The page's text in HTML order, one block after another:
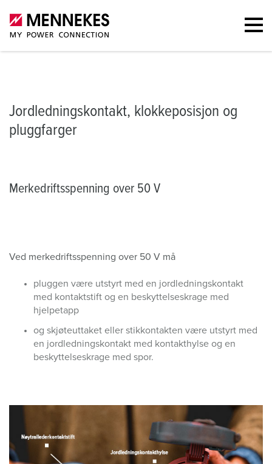
Jordledningskontakt, klokkeposisjon og pluggfarger
Jordledningskontakt, klokkeposisjon og
pluggfarger
Merkedriftsspenning over 50 V
Ved merkedriftsspenning over 50 V må
pluggen være utstyrt med en jordledningskontakt
med kontaktstift og en beskyttelseskrage med
hjelpetapp
og skjøteuttaket eller stikkontakten være utstyrt med
en jordledningskontakt med kontakthylse og en
beskyttelseskrage med spor.